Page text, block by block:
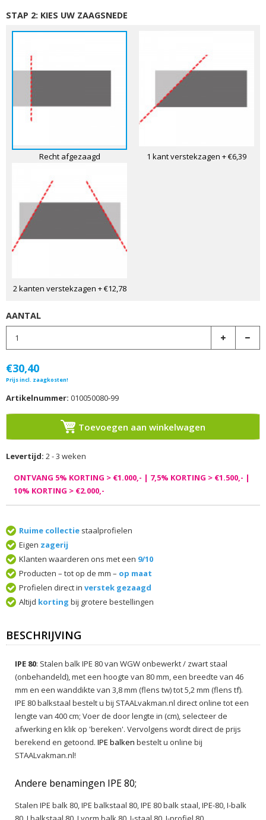
STAP 2: KIES UW ZAAGSNEDE
Recht afgezaagd 1 kant verstekzagen + €6,39
2 kanten verstekzagen + €12,78
AANTAL
€30,40
Prijs incl. zaagkosten!
Artikelnummer: 010050080-99
Toevoegen aan winkelwagen
Levertijd: 2 - 3 weken
ONTVANG 5% KORTING > €1.000,- | 7,5% KORTING > €1.500,- |
10% KORTING > €2.000,-
Ruime collectie staalprofielen
Eigen zagerij
Klanten waarderen ons met een 9/10
Producten – tot op de mm – op maat
Profielen direct in verstek gezaagd
Altijd korting bij grotere bestellingen
BESCHRIJVING
IPE 80: Stalen balk IPE 80 van WGW onbewerkt / zwart staal
(onbehandeld), met een hoogte van 80 mm, een breedte van 46
mm en een wanddikte van 3,8 mm (flens tw) tot 5,2 mm (flens tf).
IPE 80 balkstaal bestelt u bij STAALvakman.nl direct online tot een
lengte van 400 cm; Voer de door lengte in (cm), selecteer de
afwerking en klik op 'bereken'. Vervolgens wordt direct de prijs
berekend en getoond. IPE balken bestelt u online bij
STAALvakman.nl!
Andere benamingen IPE 80;
Stalen IPE balk 80, IPE balkstaal 80, IPE 80 balk staal, IPE-80, I-balk